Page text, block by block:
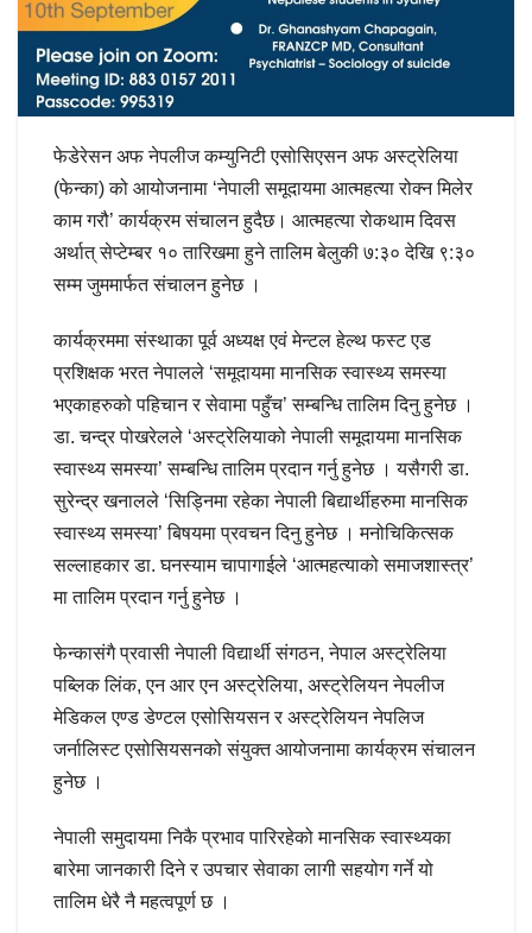
फेडेरेसन अफ नेपलीज कम्युनिटी एसोसिएसन अफ अस्ट्रेलिया
(फेन्का) को आयोजनामा ‘नेपाली समूदायमा आत्महत्या रोक्न मिलेर
काम गरौ’ कार्यक्रम संचालन हुदैछ। आत्महत्या रोकथाम दिवस
अर्थात् सेप्टेम्बर १० तारिखमा हुने तालिम बेलुकी ७:३० देखि ९:३०
सम्म जुममार्फत संचालन हुनेछ ।
कार्यक्रममा संस्थाका पूर्व अध्यक्ष एवं मेन्टल हेल्थ फस्ट एड
प्रशिक्षक भरत नेपालले ‘समूदायमा मानसिक स्वास्थ्य समस्या
भएकाहरुको पहिचान र सेवामा पहुँच’ सम्बन्धि तालिम दिनु हुनेछ ।
डा. चन्द्र पोखरेलले ‘अस्ट्रेलियाको नेपाली समूदायमा मानसिक
स्वास्थ्य समस्या’ सम्बन्धि तालिम प्रदान गर्नु हुनेछ । यसैगरी डा.
सुरेन्द्र खनालले ‘सिड्निमा रहेका नेपाली बिद्यार्थीहरुमा मानसिक
स्वास्थ्य समस्या’ बिषयमा प्रवचन दिनु हुनेछ । मनोचिकित्सक
सल्लाहकार डा. घनस्याम चापागाईले ‘आत्महत्याको समाजशास्त्र’
मा तालिम प्रदान गर्नु हुनेछ ।
फेन्कासंगै प्रवासी नेपाली विद्यार्थी संगठन, नेपाल अस्ट्रेलिया
पब्लिक लिंक, एन आर एन अस्ट्रेलिया, अस्ट्रेलियन नेपलीज
मेडिकल एण्ड डेण्टल एसोसियसन र अस्ट्रेलियन नेपलिज
जर्नालिस्ट एसोसियसनको संयुक्त आयोजनामा कार्यक्रम संचालन
हुनेछ ।
नेपाली समुदायमा निकै प्रभाव पारिरहेको मानसिक स्वास्थ्यका
बारेमा जानकारी दिने र उपचार सेवाका लागी सहयोग गर्ने यो
तालिम धेरै नै महत्वपूर्ण छ ।